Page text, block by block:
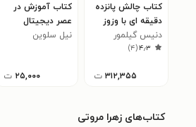
کتاب چالش پانزده
دقیقه ای با وزوز
گوش
دنیس گیلمور
۴٫۳(۴)
۳۱۲,۳۵۵ ت
کتاب آموزش در
عصر دیجیتال
نیل سلوین
۲۵,۰۰۰ ت
کتاب‌های زهرا مروتی